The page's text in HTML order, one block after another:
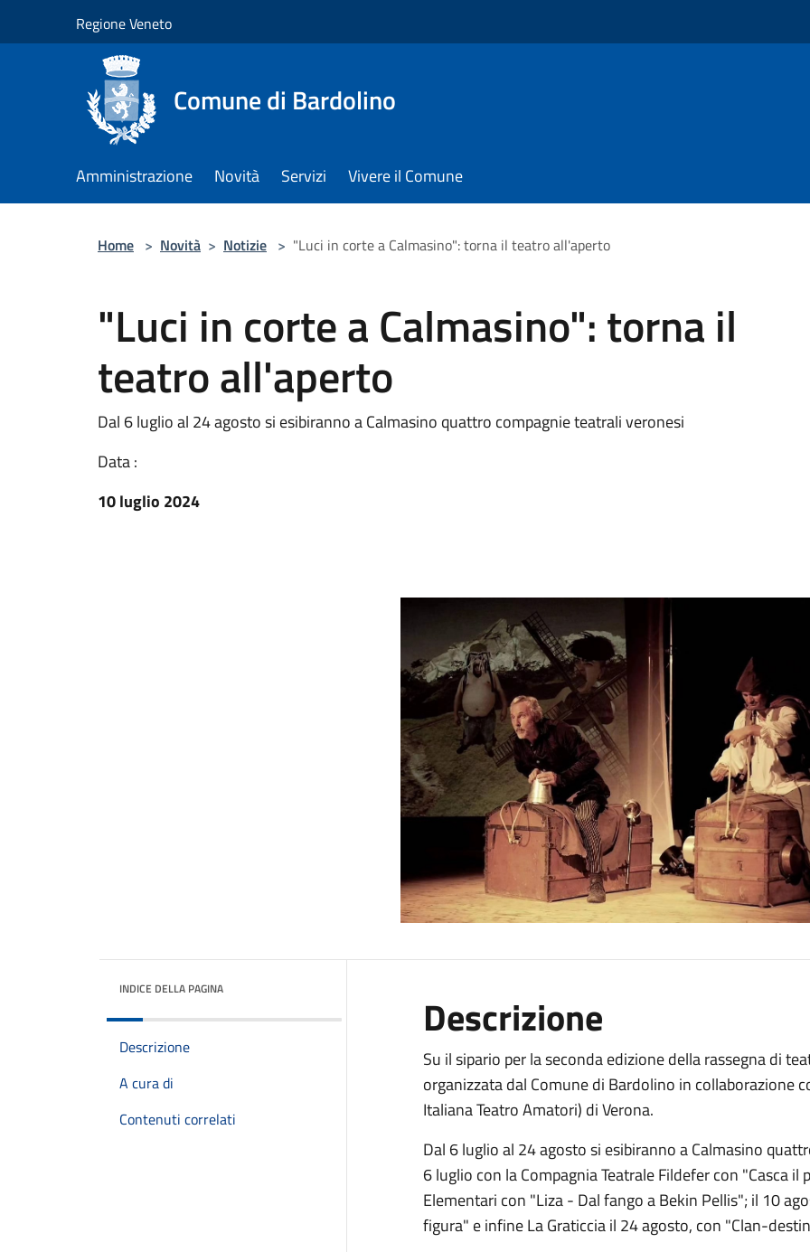
Regione Veneto
Comune di Bardolino
Amministrazione Novità Servizi Vivere il Comune
Home > Novità > Notizie > "Luci in corte a Calmasino": torna il teatro all'aperto
"Luci in corte a Calmasino": torna il
teatro all'aperto
Dal 6 luglio al 24 agosto si esibiranno a Calmasino quattro compagnie teatrali veronesi
Data :
10 luglio 2024
INDICE DELLA PAGINA
Descrizione
A cura di
Contenuti correlati
Descrizione
Su il sipario per la seconda edizione della rassegna di
organizzata dal Comune di Bardolino in collaborazione
Italiana Teatro Amatori) di Verona.
Dal 6 luglio al 24 agosto si esibiranno a Calmasino
6 luglio con la Compagnia Teatrale Fildefer con "Casca
Elementari con "Liza - Dal fango a Bekin Pellis"; il 10
figura" e infine La Graticcia il 24 agosto, con "Clan-